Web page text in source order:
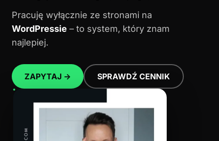
Pracuję wyłącznie ze stronami na
WordPressie – to system, który znam
najlepiej.
ZAPYTAJ → SPRAWDŹ CENNIK